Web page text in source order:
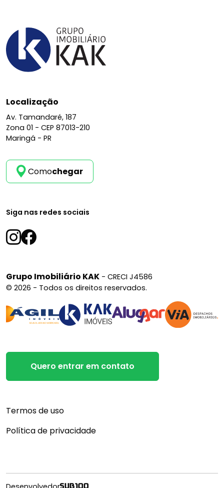
Localização
Av. Tamandaré, 187
Zona 01 - CEP 87013-210
Maringá - PR
Comochegar
Siga nas redes sociais
Grupo Imobiliário KAK - CRECI J4586
© 2026 - Todos os direitos reservados.
Quero entrar em contato
Termos de uso
Política de privacidade